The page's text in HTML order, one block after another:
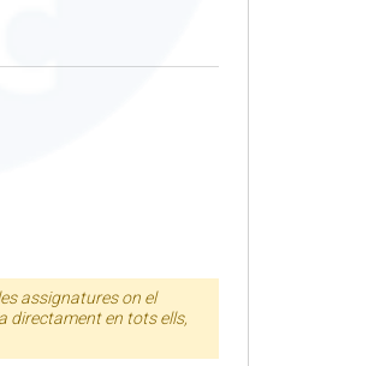
assignatures on el
directament en tots ells,